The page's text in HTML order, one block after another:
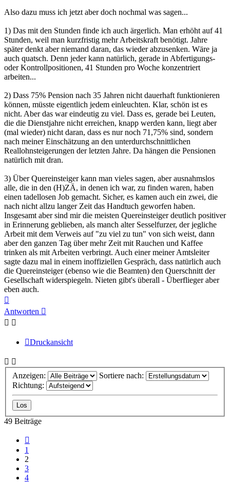
Also dazu muss ich jetzt aber doch nochmal was sagen...
1) Das mit den Stunden finde ich auch ärgerlich. Man erhöht auf 41
Stunden, weil man kurzfristig mehr Arbeitskraft benötigt. Jahre
später denkt aber niemand daran, das wieder abzusenken. Wäre ja
auch quatsch. Denn jeder kann natürlich, gerade in Abfertigungs-
oder Kontrollpositionen, 41 Stunden pro Woche konzentriert
arbeiten...
2) Dass 75% Pension nach 35 Jahren nicht dauerhaft funktionieren
können, müsste eigentlich jedem einleuchten. Klar, schön ist es
nicht. Aber das war eindeutig zu viel. Dass es, gerade bei Leuten,
die die Dienstjahre nicht erreichen, knapp werden kann, liegt aber
(mal wieder) nicht daran, dass es nur noch 71,75% sind, sondern
nach meiner Einschätzung an den unterdurchschnittlichen
Reallohnsteigerungen der letzten Jahre. Da hängen die Pensionen
natürlich mit dran.
3) Über Quereinsteiger kann man vieles sagen, aber ausnahmslos
alle, die in den (H)ZÄ, in denen ich war, zu finden waren, haben
einen tadellosen Job gemacht. Sicher, es kamen auch ein zwei, die
nach nicht allzu langer Zeit das Handtuch geworfen haben.
Insgesamt aber sind mir die meisten Quereinsteiger deutlich positiver
in Erinnerung geblieben, als manch alter Sesselfurzer, der jegliche
Arbeit mit dem Verweis auf "zu viel zu tun" von sich weist, dann
aber den ganzen Tag über mehr Zeit mit Rauchen und Kaffee
trinken als mit Arbeiten verbringt. Auch einer meiner Amtsleiter
sagte dazu mal in einem inoffiziellen Gespräch, dass natürlich auch
die Quereinsteiger (ebenso wie die Beamten) den Querschnitt der
Gesellschaft widerspiegeln. Nieten gibt's überall - Überflieger aber
eben auch.
oben
Antworten
Druckansicht
Anzeigen:
Sortiere nach:
Richtung:
49 Beiträge
1
2
3
4